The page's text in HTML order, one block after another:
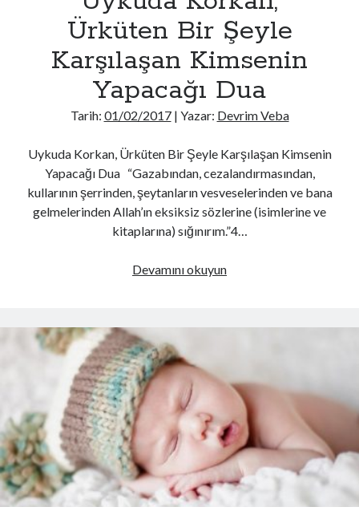
Dönülünce
Yapılan
Dua
Ürküten Bir Şeyle
Karşılaşan Kimsenin
Yapacağı Dua
Tarih: 01/02/2017| Yazar: Devrim Veba
Uykuda Korkan, Ürküten Bir Şeyle Karşılaşan Kimsenin
Yapacağı Dua “Gazabından, cezalandırmasından,
kullarının şerrinden, şeytanların vesveselerinden ve bana
gelmelerinden Allah’ın eksiksiz sözlerine (isimlerine ve
kitaplarına) sığınırım.”4…
Devamını okuyunUykuda
Bir
Kimsenin
Yapacağı
Dua